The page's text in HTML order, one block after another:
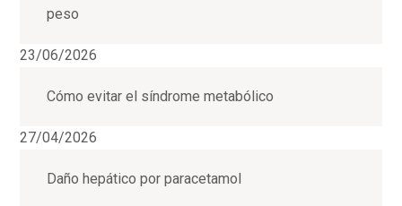
peso
23/06/2026
Cómo evitar el síndrome metabólico
27/04/2026
Daño hepático por paracetamol